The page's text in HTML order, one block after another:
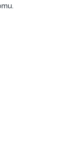
on
eID
see isik,